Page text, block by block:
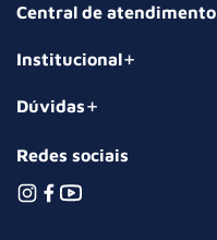
Central de atendimento
Institucional
Dúvidas
Redes sociais